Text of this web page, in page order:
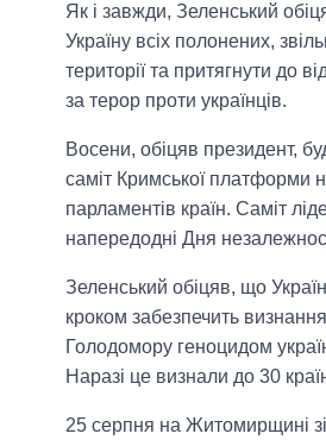
Як і завжди, Зеленський
Україну всіх полонених,
території та притягнути до
за терор проти українців.
Восени, обіцяв президент,
саміт Кримської платформи
парламентів країн. Саміт
напередодні Дня
Зеленський обіцяв, що
кроком забезпечить
Голодомору геноцидом
Наразі це визнали до 30
25 серпня на Житомирщині